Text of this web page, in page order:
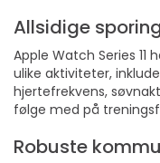
Allsidige
Apple Watch Series
ulike aktiviteter,
hjertefrekvens,
følge med på
Robuste